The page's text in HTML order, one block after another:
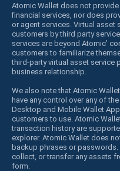
Atomic Wallet does not
financial services, nor does
or agent services. Virtual asset
customers by third party
services are beyond Atomic’
customers to familiarize
third-party virtual asset service
business relationship.
We also note that Atomic
have any control over any of
Desktop and Mobile Wallet
customers to use. Atomic
transaction history are
explorer. Atomic Wallet does
backup phrases or passwords.
collect, or transfer any assets
form.